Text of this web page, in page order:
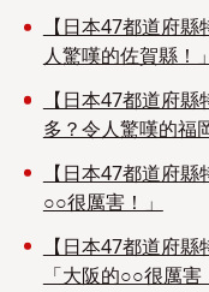
【日本47都道府縣
人驚嘆的佐賀縣！
【日本47都道府縣
多？令人驚嘆的福
【日本47都道府縣
○○很厲害！」
【日本47都道府
「大阪的○○很厲害